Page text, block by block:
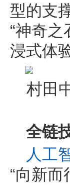
型的支
“神奇
浸式体
村田
全链
人工
“向新